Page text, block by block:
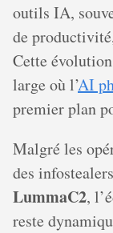
outils IA,
de
Cette
large où l’AI
premier plan
Malgré les
des
LummaC2,
reste